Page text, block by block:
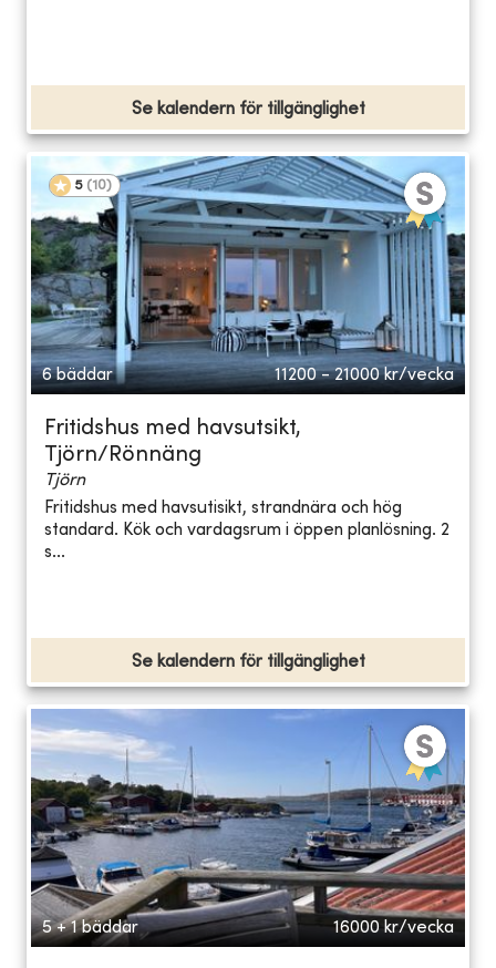
Se kalendern för tillgänglighet
5 (10)
6 bäddar 11200 - 21000 kr/vecka
Fritidshus med havsutsikt,
Tjörn/Rönnäng
Tjörn
Fritidshus med havsutisikt, strandnära och hög
standard. Kök och vardagsrum i öppen planlösning. 2
s...
Se kalendern för tillgänglighet
5 + 1 bäddar 16000 kr/vecka